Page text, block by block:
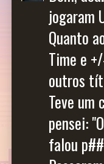
jogaram
Quanto
Time e
outros
Teve um
pensei:
falou